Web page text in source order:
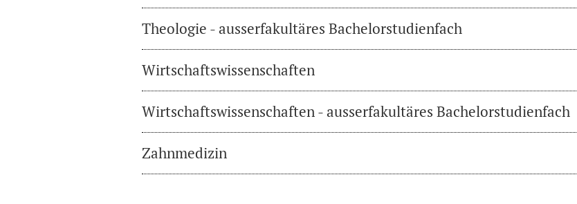
Theologie - ausserfakultäres Bachelorstudienfach
Wirtschaftswissenschaften
Wirtschaftswissenschaften - ausserfakultäres Bachelorstudienfach
Zahnmedizin